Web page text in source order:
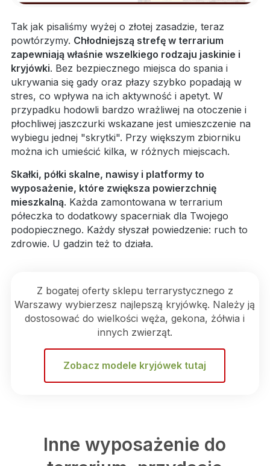
Tak jak pisaliśmy wyżej o złotej zasadzie, teraz
powtórzymy. Chłodniejszą strefę w terrarium
zapewniają właśnie wszelkiego rodzaju jaskinie i
kryjówki. Bez bezpiecznego miejsca do spania i
ukrywania się gady oraz płazy szybko popadają w
stres, co wpływa na ich aktywność i apetyt. W
przypadku hodowli bardzo wrażliwej na otoczenie i
płochliwej jaszczurki wskazane jest umieszczenie na
wybiegu jednej "skrytki". Przy większym zbiorniku
można ich umieścić kilka, w różnych miejscach.
Skałki, półki skalne, nawisy i platformy to
wyposażenie, które zwiększa powierzchnię
mieszkalną. Każda zamontowana w terrarium
półeczka to dodatkowy spacerniak dla Twojego
podopiecznego. Każdy słyszał powiedzenie: ruch to
zdrowie. U gadzin też to działa.
Z bogatej oferty sklepu terrarystycznego z
Warszawy wybierzesz najlepszą kryjówkę. Należy ją
dostosować do wielkości węża, gekona, żółwia i
innych zwierząt.
Zobacz modele kryjówek tutaj
Inne wyposażenie do